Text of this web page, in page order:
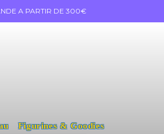
A PARTIR DE 300€
Figurines & Goodies